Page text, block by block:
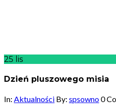
25 lis
Dzień pluszowego misia
In: Aktualności By: spsowno0